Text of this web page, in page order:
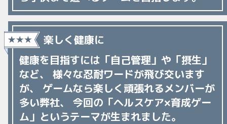
楽しく健康に
健康を目指すには「自己管理」や「摂生」
など、
様々な忍耐ワードが飛び交います
が、
ゲームなら楽しく頑張れるメンバーが
多い弊社、
今回の「ヘルスケア×育成ゲー
ム」というテーマが生まれました。